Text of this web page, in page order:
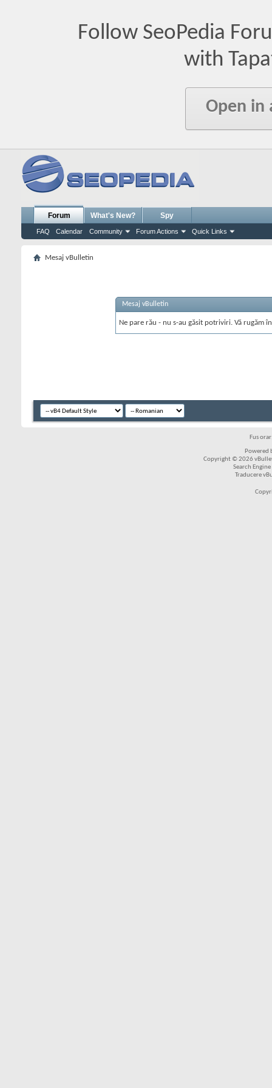
Follow SeoPedia
with
Open in
Forum
FAQ Calendar Community Forum Actions Quick Links
What's New? Spy
Mesaj vBulletin
Mesaj vBulletin
Ne pare rău - nu s-au găsit potriviri. Vă rugăm
Fus
Powered
Copyright © 2026
Search
Traducere